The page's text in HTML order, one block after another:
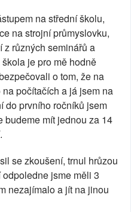
na střední školu,
na strojní průmyslovku,
z různých seminářů a
je pro mě hodně
o tom, že na
počítačích a já jsem na
do prvního ročníků jsem
budeme mít jednou za 14
se zkoušení, trnul hrůzou
jsme měli 3
nezajímalo a jít na jinou